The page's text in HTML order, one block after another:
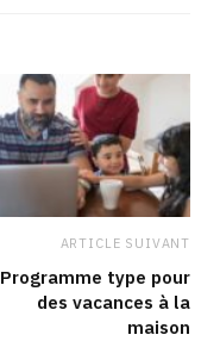
ARTICLE SUIVANT
Programme type pour
des vacances à la
maison